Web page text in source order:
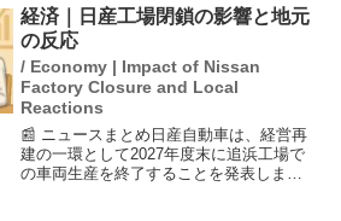
敗退し、他の有力選手である桐生選手や
山縣選手は準決勝...
経済｜日産工場閉鎖の影響と地元
の反応
/ Economy | Impact of Nissan
Factory Closure and Local
Reactions
📰 ニュースまとめ日産自動車は、経営再
建の一環として2027年度末に追浜工場で
の車両生産を終了することを発表しまし